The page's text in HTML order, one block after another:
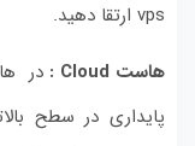
vps ارتقا دهید.
هاست Cloud
: